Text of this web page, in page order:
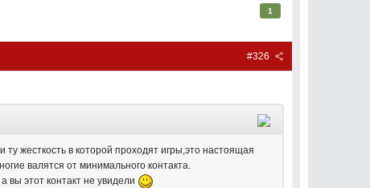
1
#326
жесткость в которой проходят игры,это настоящая
валятся от минимального контакта.
вы этот контакт не увидели